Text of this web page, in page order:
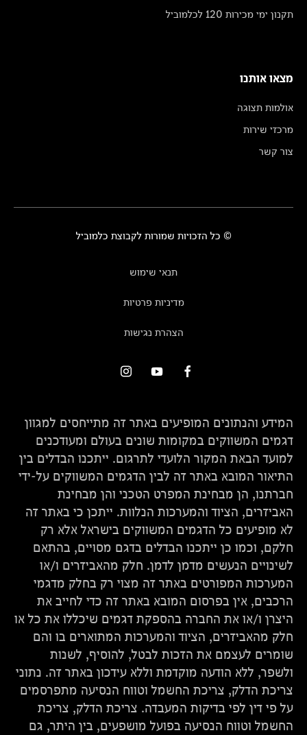
תקנון ימי מכירות 120 לכלמוביל
מצאו אותנו
אולמות תצוגה
מרכזי שירות
צור קשר
© כל הזכויות שמורות לקבוצת כלמוביל
תנאי שימוש
מדיניות פרטיות
הצהרת נגישות
המידע והנתונים המופיעים באתר זה מתייחסים למגוון
דגמים המשווקים במקומות שונים בעולם ומעודכנים
למועד הבאת המקור הלועדי לתרגום. ייתכנו הבדלים בין
התיאור המובא באתר זה לבין הדגמים המשווקים על-ידי
חברתנו, הן מבחינת המפרט הטכני והן מבחינת
האביזרים, הציוד והמערכות הנלוות. ייתכן כי באתר זה
לא מופיעים כל הדגמים המשווקים בישראל אלא רק
חלקם, וכמו כן ייתכנו הבדלים בדגם מסויים, בהתאם
לשינויים הנעשים מדמן לדמן. חלק מהאביזרים ו/או
המערכות המפורטים באתר זה מצוי רק בחלק מדגמי
הרכבים, אין בפרסום המובא באתר זה כדי לחייב את
היצרן ו/או את החברה בהספקת דגמים שיכללו את כל או
חלק מהאביזרים, הציוד והמערכות המתוארים בו והם
שומרים לעצמם את הזכות לבטל, להוסיף, לשנות
ולשפר, ללא הודעה מוקדמת וללא עידכון באתר זה. נתוני
צריכת הדלק, צריכת החשמל וטווח הנסיעה מתפרסמים
על פי דין לפי בדיקות המעבדה. צריכת הדלק, צריכת
החשמל וטווח הנסיעה בפועל מושפעים, בין היתר, גם